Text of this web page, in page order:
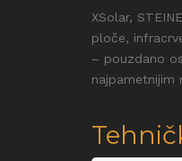
XSolar,
ploče,
– pouzdano
najpametnijim